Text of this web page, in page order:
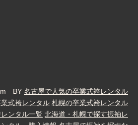
BY 名古屋で人気の卒業式袴レンタル
式袴レンタル 札幌の卒業式袴レンタル
ンタル一覧 北海道・札幌で探す振袖レ